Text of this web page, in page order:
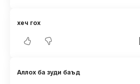
хеч гох
Аллох ба зуди баъд